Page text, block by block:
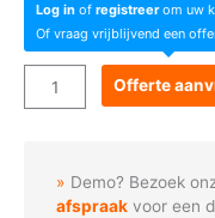
Log in of registreerom uw
Of vraag vrijblijvend een
Goboservice
-
hartenpatroon
Offerte
Demo? Bezoek
afspraak voor een